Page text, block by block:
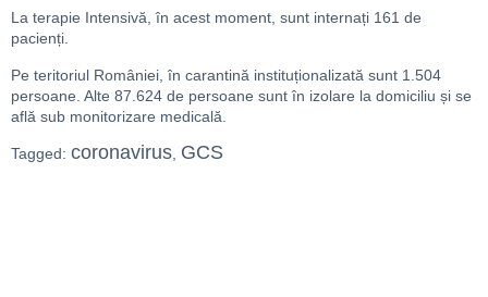
La terapie Intensivă, în acest moment, sunt internați 161 de
pacienți.
Pe teritoriul României, în carantină instituționalizată sunt 1.504
persoane. Alte 87.624 de persoane sunt în izolare la domiciliu și se
află sub monitorizare medicală.
Tagged: coronavirus GCS